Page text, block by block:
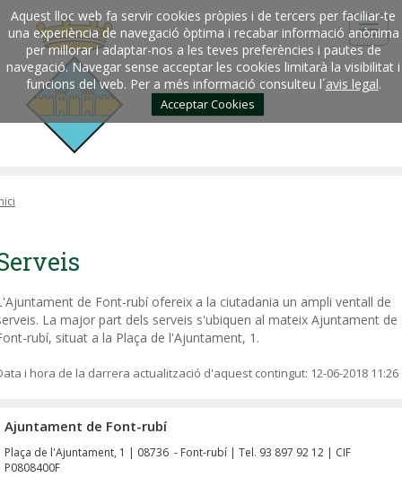
Aquest lloc web fa servir cookies pròpies i de tercers per faciliar-te
una experiència de navegació òptima i recabar informació anònima
per millorar i adaptar-nos a les teves preferències i pautes de
navegació. Navegar sense acceptar les cookies limitarà la visibilitat i
funcions del web. Per a més informació consulteu l´avis legal.
Acceptar Cookies
de Font-rubí ofereix a la ciutadania un ampli ventall de
La major part dels serveis s'ubiquen al mateix Ajuntament de
rubí, situat a la Plaça de l'Ajuntament, 1.
i hora de la darrera actualització d'aquest contingut: 12-06-2018 11:26
Ajuntament de Font-rubí
Plaça de l'Ajuntament, 1 | 08736 - Font-rubí | Tel. 93 897 92 12 | CIF
P0808400F